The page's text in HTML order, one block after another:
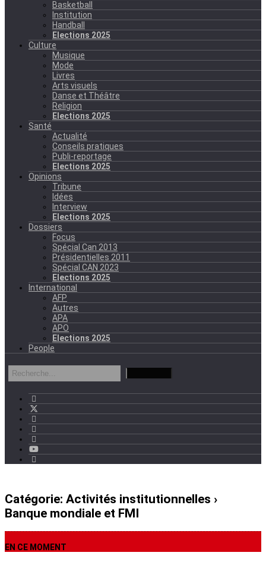
Basketball
Institution
Handball
Elections 2025
Culture
Musique
Mode
Livres
Arts visuels
Danse et Théâtre
Religion
Elections 2025
Santé
Actualité
Conseils pratiques
Publi-reportage
Elections 2025
Opinions
Tribune
Idées
Interview
Elections 2025
Dossiers
Focus
Spécial Can 2013
Présidentielles 2011
Spécial CAN 2023
Elections 2025
International
AFP
Autres
APA
APO
Elections 2025
People
Catégorie: Activités institutionnelles ›
Banque mondiale et FMI
EN CE MOMENT